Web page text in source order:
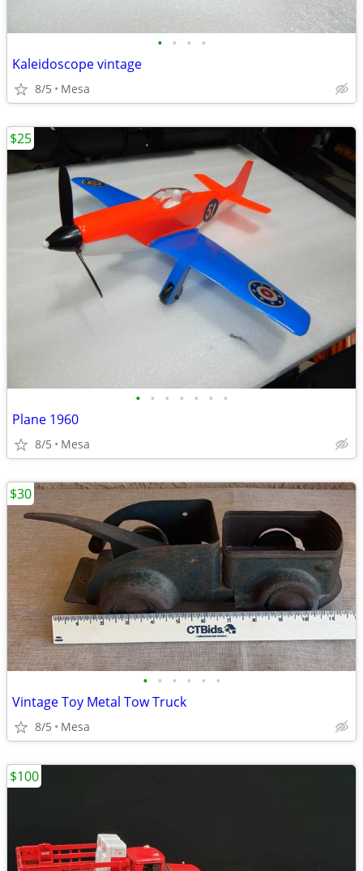
• • • •
Kaleidoscope vintage
8/5 Mesa
• • • • • • •
Plane 1960
8/5 Mesa
$25
• • • • • •
Vintage Toy Metal Tow Truck
8/5 Mesa
$30
$100